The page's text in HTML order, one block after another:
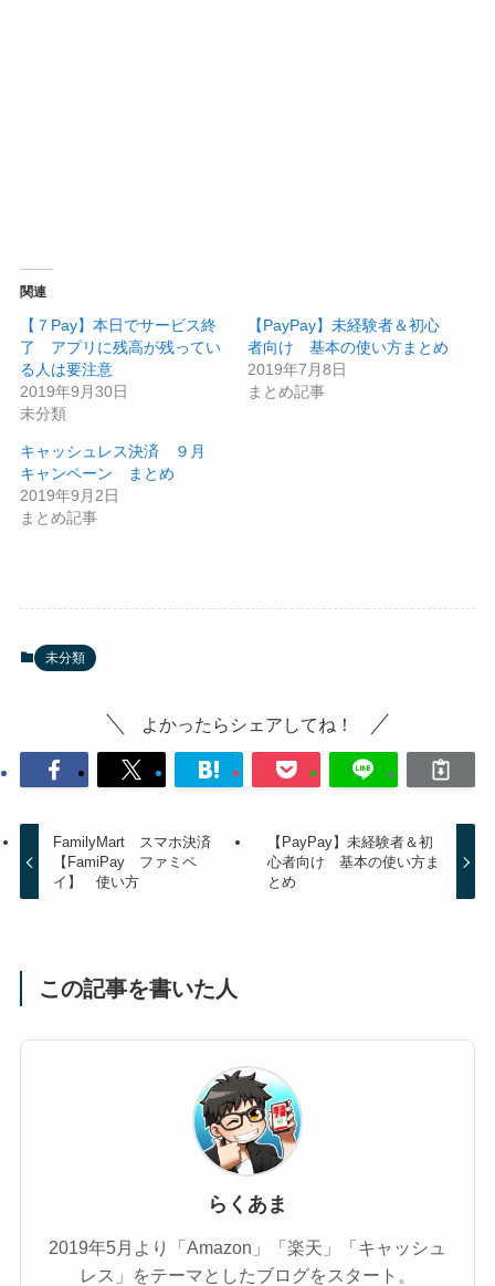
関連
【７Pay】本日でサービス終
了 アプリに残高が残ってい
る人は要注意
2019年9月30日
未分類
【PayPay】未経験者＆初心
者向け 基本の使い方まとめ
2019年7月8日
まとめ記事
キャッシュレス決済 ９月
キャンペーン まとめ
2019年9月2日
まとめ記事
未分類
よかったらシェアしてね！
FamilyMart スマホ決済
【FamiPay ファミペ
イ】 使い方
【PayPay】未経験者＆初
心者向け 基本の使い方ま
とめ
この記事を書いた人
らくあま
2019年5月より「Amazon」「楽天」「キャッシュ
レス」をテーマとしたブログをスタート。